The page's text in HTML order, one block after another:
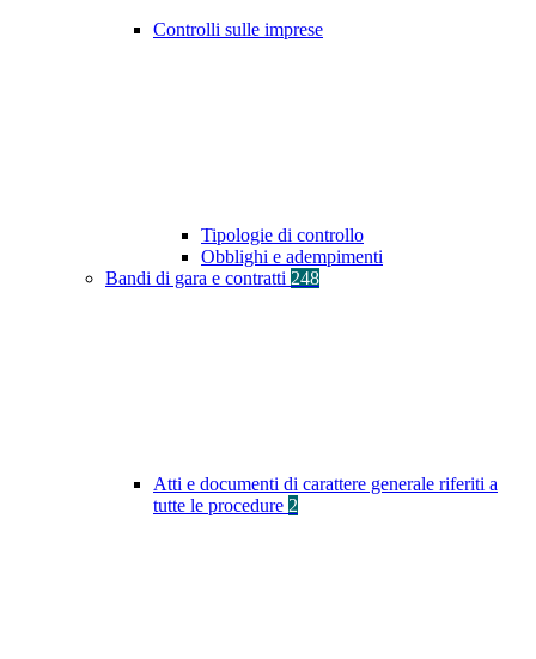
Controlli sulle imprese
Tipologie di controllo
Obblighi e adempimenti
Bandi di gara e contratti 248
Atti e documenti di carattere generale riferiti a
tutte le procedure 2